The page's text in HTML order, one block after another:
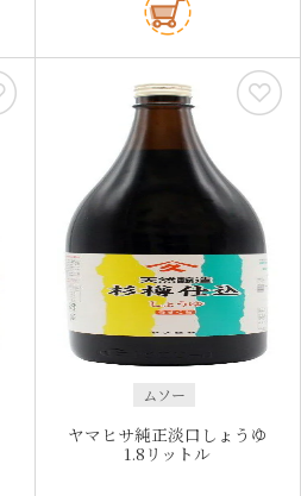
ムソー
ヤマヒサ純正淡口しょうゆ
1.8リットル